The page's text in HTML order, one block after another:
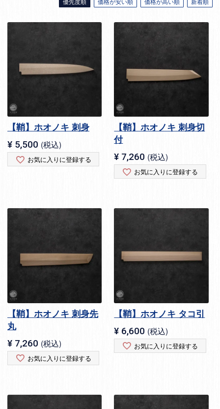
【鞘】ホオノキ 刺身
¥ 5,500 税込
お気に入りに登録する
【鞘】ホオノキ 刺身切
付
¥ 7,260 税込
お気に入りに登録する
【鞘】ホオノキ 刺身先
丸
¥ 7,260 税込
お気に入りに登録する
【鞘】ホオノキ タコ引
¥ 6,600 税込
お気に入りに登録する